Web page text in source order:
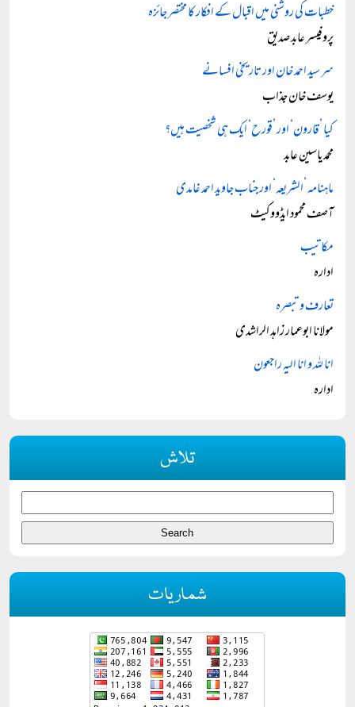
خطبات کی روشنی میں اقبال کے افکار کا مختصر جائزہ
پروفیسر عابد صدیق
سر سید احمد خان اور تاریخی افسانے
یوسف خان جذاب
کیا ’قارون‘ اور ’قورح‘ ایک ہی شخصیت ہیں؟
محمد یاسین عابد
ماہنامہ ’الشریعہ‘ اور جناب جاوید احمد غامدی
آصف محمود ایڈووکیٹ
مکاتیب
ادارہ
تعارف و تبصرہ
مولانا ابوعمار زاہد الراشدی
انا للہ و انا الیہ راجعون
ادارہ
تلاش
شماریات